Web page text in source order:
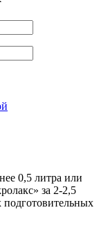
0,5 литра или
за 2-2,5
подготовительных